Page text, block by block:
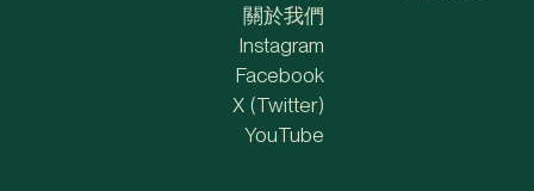
關於我們
Instagram
Facebook
X (Twitter)
YouTube